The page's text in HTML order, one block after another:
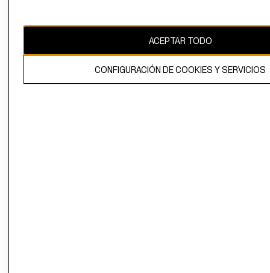
CAMBIAR REGIÓN
El contenido de esta página web está protegido por copyright y es
ACEPTAR TODO
CONFIGURACIÓN DE COOKIES Y SERVICIOS